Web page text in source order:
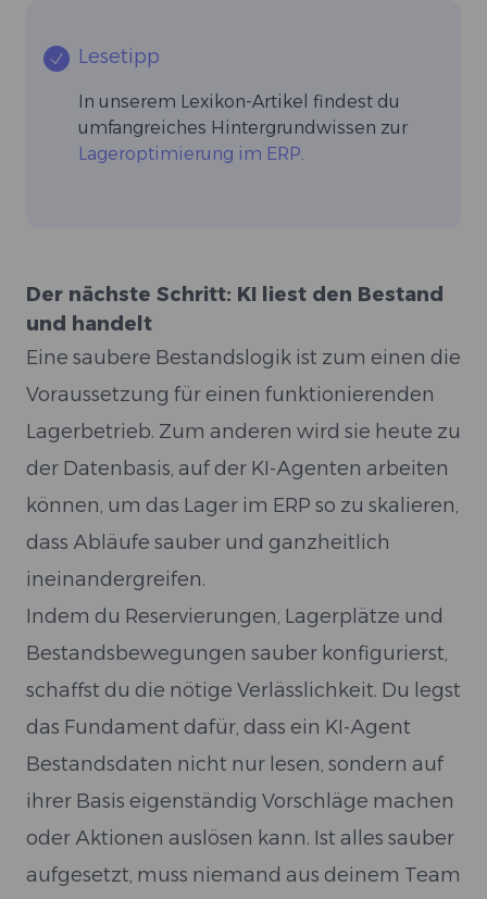
Lesetipp
In unserem Lexikon-Artikel findest du
umfangreiches Hintergrundwissen zur
Lageroptimierung im ERP.
Der nächste Schritt: KI liest den Bestand
und handelt
Eine saubere Bestandslogik ist zum einen die
Voraussetzung für einen funktionierenden
Lagerbetrieb. Zum anderen wird sie heute zu
der Datenbasis, auf der KI-Agenten arbeiten
können, um das Lager im ERP so zu skalieren,
dass Abläufe sauber und ganzheitlich
ineinandergreifen.
Indem du Reservierungen, Lagerplätze und
Bestandsbewegungen sauber konfigurierst,
schaffst du die nötige Verlässlichkeit. Du legst
das Fundament dafür, dass ein KI-Agent
Bestandsdaten nicht nur lesen, sondern auf
ihrer Basis eigenständig Vorschläge machen
oder Aktionen auslösen kann. Ist alles sauber
aufgesetzt, muss niemand aus deinem Team